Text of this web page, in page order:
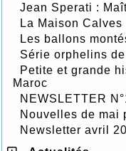
Jean Sperati :
La Maison Calves
Les ballons
Série orphelins
Petite et grande
Maroc
NEWSLETTER
Nouvelles de mai
Newsletter avril